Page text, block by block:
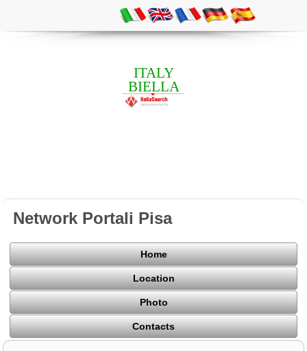
ITALY
BIELLA
Network Portali Pisa
Home
Location
Photo
Contacts